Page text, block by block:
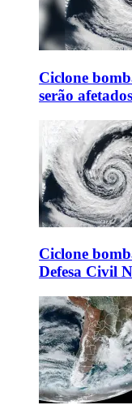
Ciclone
serão
Ciclone
Defesa Civil